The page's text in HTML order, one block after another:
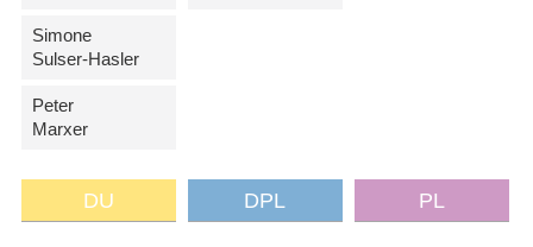
Simone
Sulser-Hasler
Peter
Marxer
DU DPL PL